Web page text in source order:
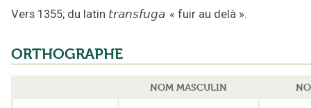
Vers 1355; du latin transfuga « fuir au delà ».
ORTHOGRAPHE
NOM MASCULIN